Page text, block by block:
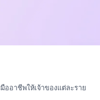
ออาชีพให้เจ้าของแต่ละราย